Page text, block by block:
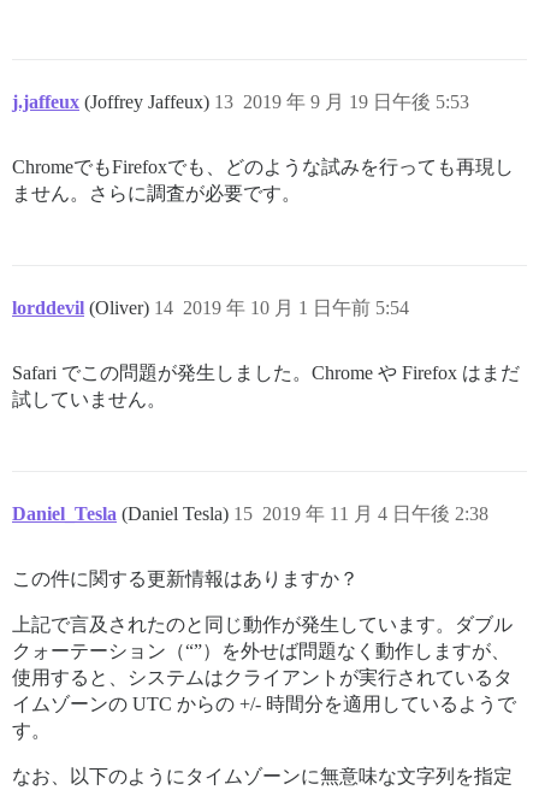
j.jaffeux (Joffrey Jaffeux) 2019 年 9 月 19 日午後 5:53
13
ChromeでもFirefoxでも、どのような試みを行っても再現し
ません。さらに調査が必要です。
lorddevil (Oliver) 2019 年 10 月 1 日午前 5:54
14
Safari でこの問題が発生しました。Chrome や Firefox はまだ
試していません。
Daniel_Tesla (Daniel Tesla) 2019 年 11 月 4 日午後 2:38
15
この件に関する更新情報はありますか？
上記で言及されたのと同じ動作が発生しています。ダブル
クォーテーション（“”）を外せば問題なく動作しますが、
使用すると、システムはクライアントが実行されているタ
イムゾーンの UTC からの +/- 時間分を適用しているようで
す。
なお、以下のようにタイムゾーンに無意味な文字列を指定